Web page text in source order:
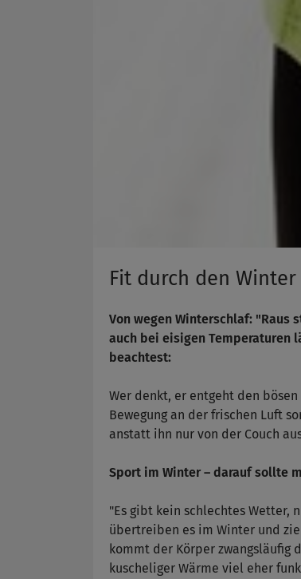
Fit durch den
Von wegen Winterschlaf: "Raus
auch bei eisigen Temperaturen
beachtest:
Wer denkt, er entgeht den
Bewegung an der frischen Luft
anstatt ihn nur von der Couch
Sport im Winter – darauf sollte
"Es gibt kein schlechtes Wetter,
übertreiben es im Winter und
kommt der Körper zwangsläufig
kuscheliger Wärme viel eher